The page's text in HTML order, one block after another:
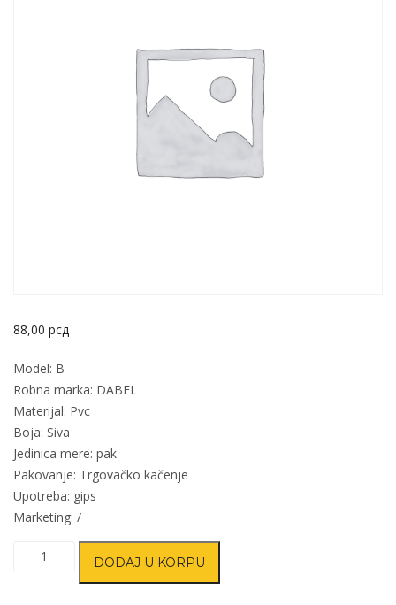
88,00 рсд
Model: B
Robna marka: DABEL
Materijal: Pvc
Boja: Siva
Jedinica mere: pak
Pakovanje: Trgovačko kačenje
Upotreba: gips
Marketing: /
DODAJ U KORPU